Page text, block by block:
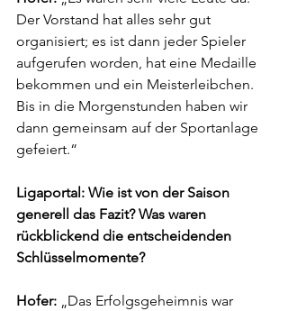
Der Vorstand hat alles sehr gut
organisiert; es ist dann jeder Spieler
aufgerufen worden, hat eine Medaille
bekommen und ein Meisterleibchen.
Bis in die Morgenstunden haben wir
dann gemeinsam auf der Sportanlage
gefeiert.“
Ligaportal: Wie ist von der Saison
generell das Fazit? Was waren
rückblickend die entscheidenden
Schlüsselmomente?
Hofer: „Das Erfolgsgeheimnis war